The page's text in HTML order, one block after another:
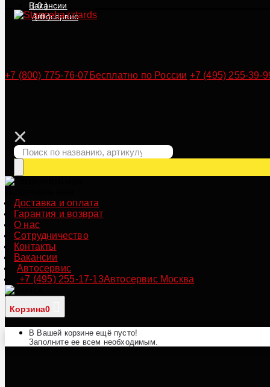
Вакансии
Автосервис
(0)
(0)
+7 (800) 775-76-07 Бесплатно по России +7 (495) 255-39-
Доставка и оплата
Гарантия и возврат
О нас
Сотрудничество
Контакты
Вакансии
Автосервис
+7 (495) 255-17-13Автосервис Москва
Корзина0
В Вашей корзине ещё пусто!
Заполните ее всем необходимым.